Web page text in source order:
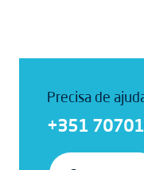
Precisa de
+351